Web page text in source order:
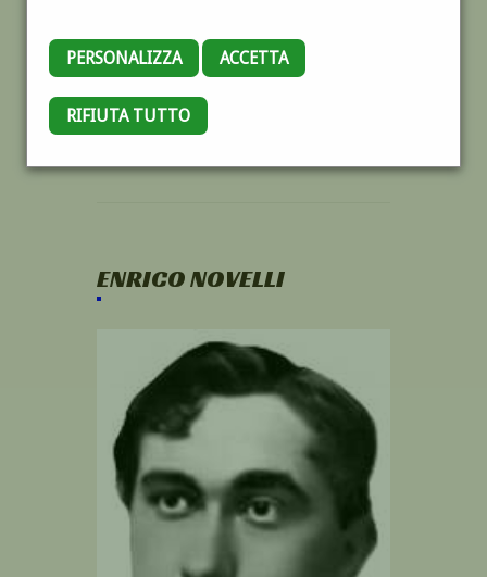
PERSONALIZZA ACCETTA
RIFIUTA TUTTO
ENRICO NOVELLI